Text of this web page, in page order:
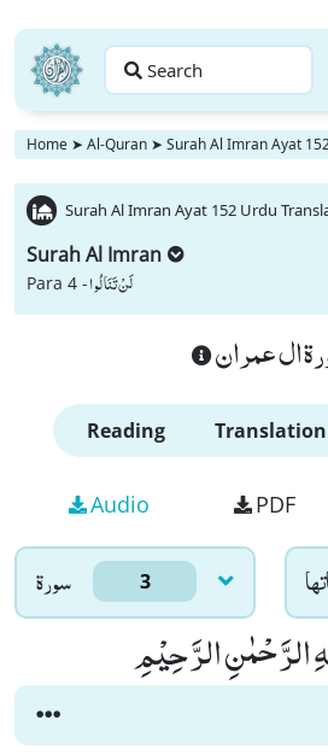
Search
Home ➤ Al-Quran ➤ Surah Al Imran Ayat
Surah Al Imran Ayat 152 Urdu
Surah Al Imran
Para 4 -لَنْ تَنَالُوا
ال عمران
Reading Translation
Audio PDF
سورۃ 3
الرَّحْمٰنِ الرَّحِیْمِ